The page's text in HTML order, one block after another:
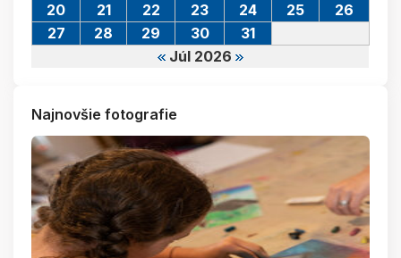
Júl 2026
20
21 22 23 24 25
26
27
28 29 30 31
Najnovšie fotografie